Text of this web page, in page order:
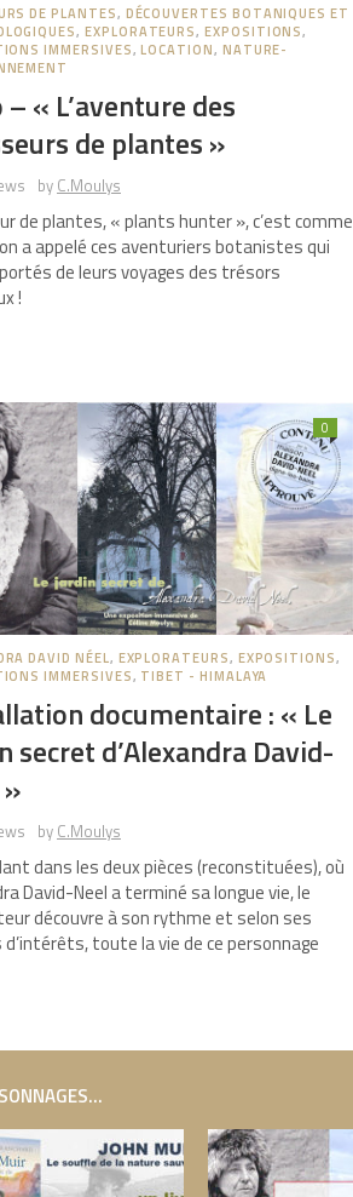
DE PLANTES, DÉCOUVERTES BOTANIQUES ET
, EXPLORATEURS,EXPOSITIONS,
IMMERSIVES,LOCATION, NATURE-
– « L’aventure des
de plantes »
by C.Moulys
de plantes, « plants hunter », c’est comme
a appelé ces aventuriers botanistes qui
de leurs voyages des trésors
!
DAVID NÉEL, EXPLORATEURS, EXPOSITIONS,
IMMERSIVES, TIBET - HIMALAYA
documentaire : « Le
secret d’Alexandra David-
0
by C.Moulys
dans les deux pièces (reconstituées), où
David-Neel a terminé sa longue vie, le
découvre à son rythme et selon ses
toute la vie de ce personnage